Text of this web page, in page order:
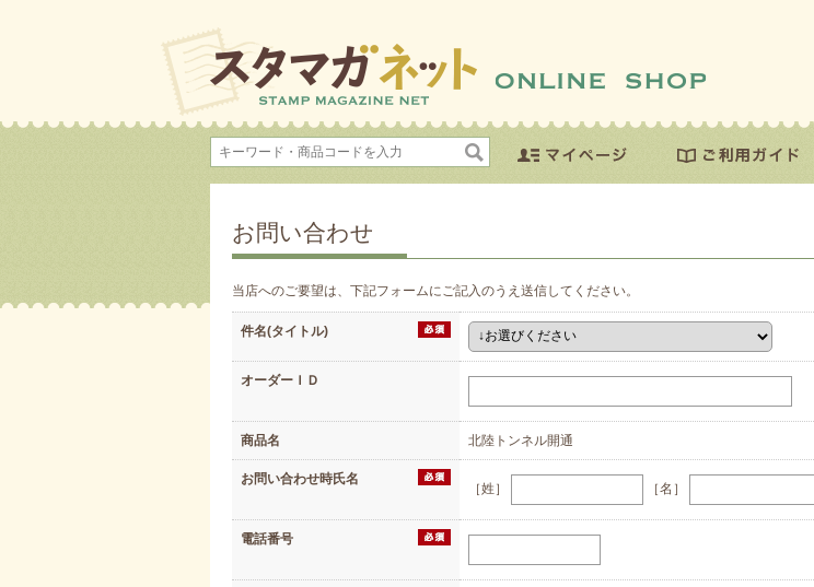
お問い合わせ
当店へのご要望は、下記フォームにご記入のうえ送信してください。
件名(タイトル)
オーダーＩＤ
商品名 北陸トンネル開通
お問い合わせ時氏名
［姓］ ［名］
電話番号